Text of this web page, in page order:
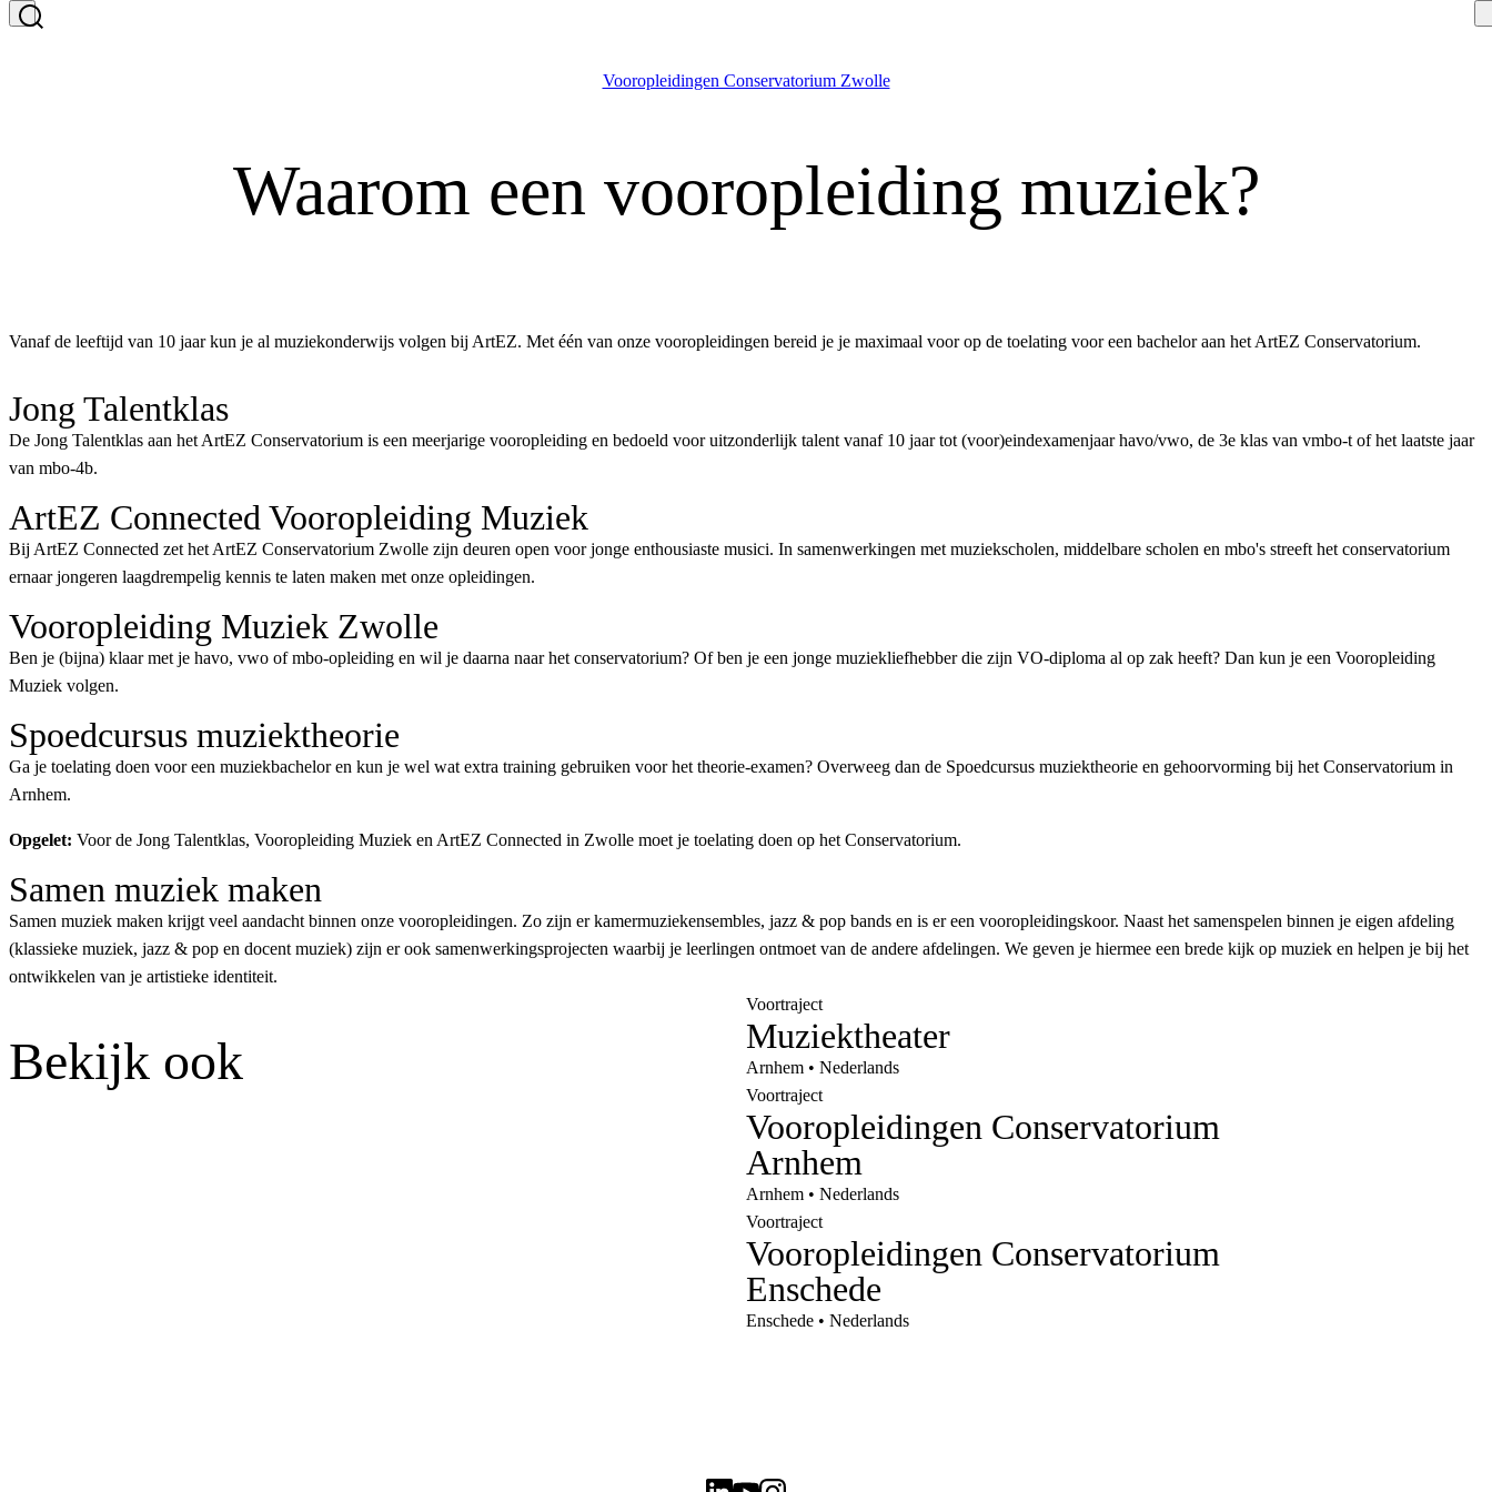
Vooropleidingen Conservatorium Zwolle
Waarom een vooropleiding muziek?
Vanaf de leeftijd van 10 jaar kun je al muziekonderwijs volgen bij ArtEZ. Met één van onze vooropleidingen bereid je je maximaal voor op de toelating voor een bachelor aan het ArtEZ Conservatorium.
Jong Talentklas
De Jong Talentklas aan het ArtEZ Conservatorium is een meerjarige vooropleiding en bedoeld voor uitzonderlijk talent vanaf 10 jaar tot (voor)eindexamenjaar havo/vwo, de 3e klas van vmbo-t of het laatste jaar
van mbo-4b.
ArtEZ Connected Vooropleiding Muziek
Bij ArtEZ Connected zet het ArtEZ Conservatorium Zwolle zijn deuren open voor jonge enthousiaste musici. In samenwerkingen met muziekscholen, middelbare scholen en mbo's streeft het conservatorium
ernaar jongeren laagdrempelig kennis te laten maken met onze opleidingen.
Vooropleiding Muziek Zwolle
Ben je (bijna) klaar met je havo, vwo of mbo-opleiding en wil je daarna naar het conservatorium? Of ben je een jonge muziekliefhebber die zijn VO-diploma al op zak heeft? Dan kun je een Vooropleiding
Muziek volgen.
Spoedcursus muziektheorie
Ga je toelating doen voor een muziekbachelor en kun je wel wat extra training gebruiken voor het theorie-examen? Overweeg dan de Spoedcursus muziektheorie en gehoorvorming bij het Conservatorium in
Arnhem.
Opgelet: Voor de Jong Talentklas, Vooropleiding Muziek en ArtEZ Connected in Zwolle moet je toelating doen op het Conservatorium.
Samen muziek maken
Samen muziek maken krijgt veel aandacht binnen onze vooropleidingen. Zo zijn er kamermuziekensembles, jazz & pop bands en is er een vooropleidingskoor. Naast het samenspelen binnen je eigen afdeling
(klassieke muziek, jazz & pop en docent muziek) zijn er ook samenwerkingsprojecten waarbij je leerlingen ontmoet van de andere afdelingen. We geven je hiermee een brede kijk op muziek en helpen je bij het
ontwikkelen van je artistieke identiteit.
Bekijk ook
Voortraject
Muziektheater
Arnhem • Nederlands
Voortraject
Vooropleidingen Conservatorium
Arnhem
Arnhem • Nederlands
Voortraject
Vooropleidingen Conservatorium
Enschede
Enschede • Nederlands